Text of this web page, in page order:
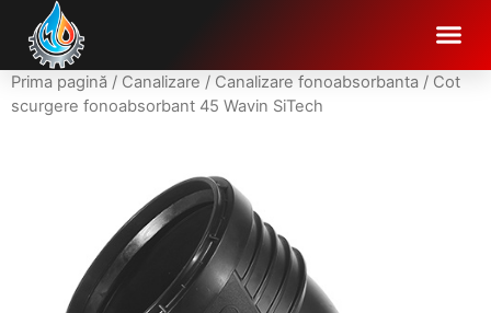
Prima pagină / Canalizare / Canalizare fonoabsorbanta / Cot
scurgere fonoabsorbant 45 Wavin SiTech